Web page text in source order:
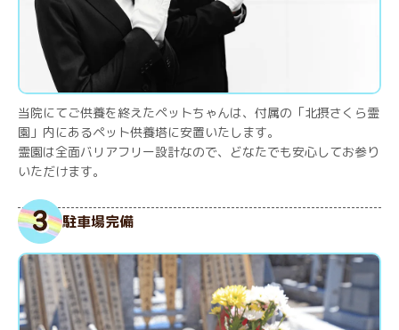
当院にてご供養を終えたペットちゃんは、付属の「北摂さくら霊
園」内にあるペット供養塔に安置いたします。
霊園は全面バリアフリー設計なので、どなたでも安心してお参り
いただけます。
駐車場完備